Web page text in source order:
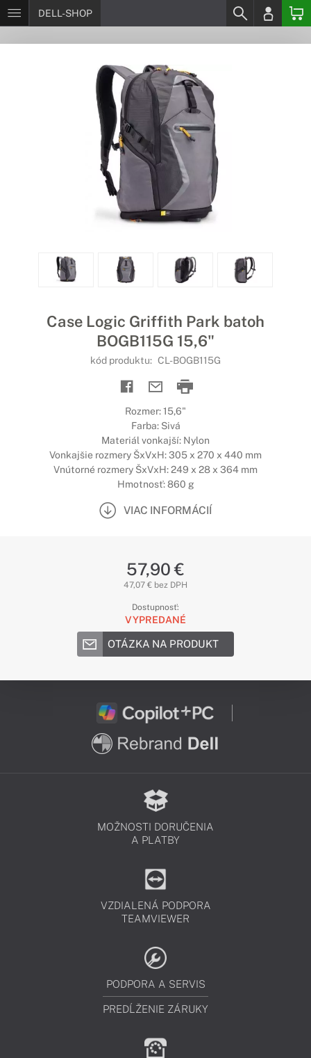
DELL-SHOP
Case Logic Griffith Park batoh
BOGB115G 15,6"
kód produktu: CL-BOGB115G
Rozmer: 15,6"
Farba: Sivá
Materiál vonkajší: Nylon
Vonkajšie rozmery ŠxVxH: 305 x 270 x 440 mm
Vnútorné rozmery ŠxVxH: 249 x 28 x 364 mm
Hmotnosť: 860 g
VIAC INFORMÁCIÍ
57,90 €
47,07 € bez DPH
Dostupnosť:
VYPREDANÉ
OTÁZKA NA PRODUKT
MOŽNOSTI DORUČENIA
A PLATBY
VZDIALENÁ PODPORA
TEAMVIEWER
PODPORA A SERVIS
PREDĹŽENIE ZÁRUKY